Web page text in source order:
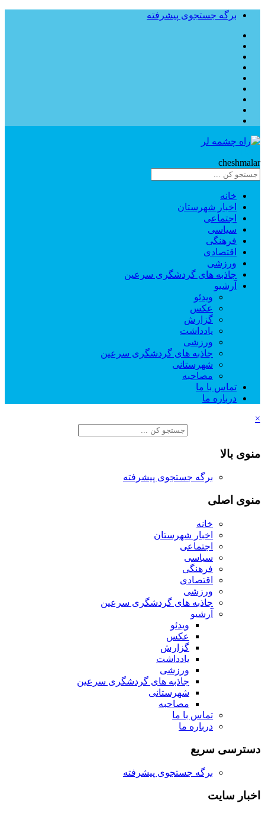
برگه جستجوی پیشرفته
cheshmalar
خانه
اخبار شهرستان
اجتماعی
سیاسی
فرهنگی
اقتصادی
ورزشی
جاذبه های گردشگری سرعین
آرشیو
ویدئو
عکس
گزارش
یادداشت
ورزشی
جاذبه های گردشگری سرعین
شهرستانی
مصاحبه
تماس با ما
درباره ما
×
منوی بالا
برگه جستجوی پیشرفته
منوی اصلی
خانه
اخبار شهرستان
اجتماعی
سیاسی
فرهنگی
اقتصادی
ورزشی
جاذبه های گردشگری سرعین
آرشیو
ویدئو
عکس
گزارش
یادداشت
ورزشی
جاذبه های گردشگری سرعین
شهرستانی
مصاحبه
تماس با ما
درباره ما
دسترسی سریع
برگه جستجوی پیشرفته
اخبار سایت